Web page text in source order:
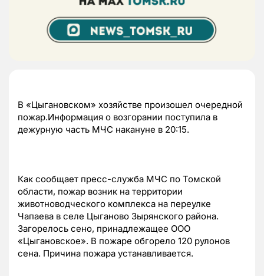
В «Цыгановском» хозяйстве произошел очередной
пожар.Информация о возгорании поступила в
дежурную часть МЧС накануне в 20:15.
Как сообщает пресс-служба МЧС по Томской
области, пожар возник на территории
животноводческого комплекса на переулке
Чапаева в селе Цыганово Зырянского района.
Загорелось сено, принадлежащее ООО
«Цыгановское». В пожаре обгорело 120 рулонов
сена. Причина пожара устанавливается.